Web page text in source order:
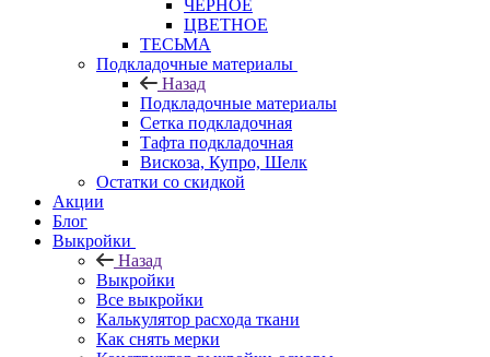
ЧЕРНОЕ
ЦВЕТНОЕ
ТЕСЬМА
Подкладочные материалы
Назад
Подкладочные материалы
Сетка подкладочная
Тафта подкладочная
Вискоза, Купро, Шелк
Остатки со скидкой
Акции
Блог
Выкройки
Назад
Выкройки
Все выкройки
Калькулятор расхода ткани
Как снять мерки